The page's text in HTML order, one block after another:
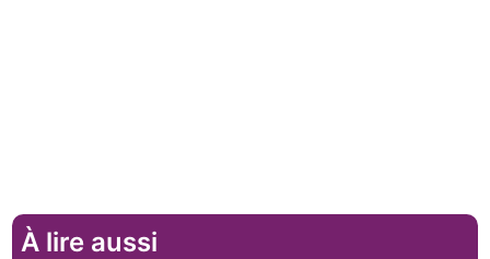
À lire aussi